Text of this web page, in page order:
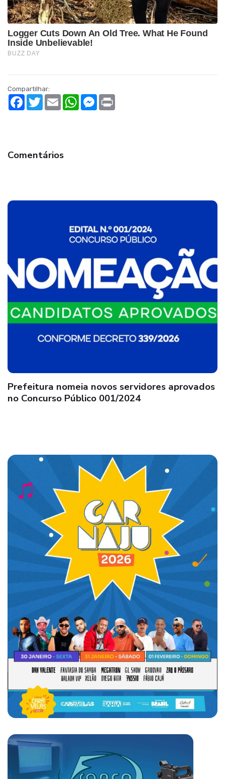
Compartilhar:
Facebook
TwitterEmail WhatsAppMessenger
Comentários
Liberdade II: Rua Monte Belo recebe
assentamento de meio-fio